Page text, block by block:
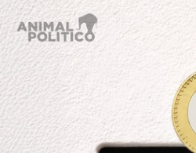
Aquí el video: